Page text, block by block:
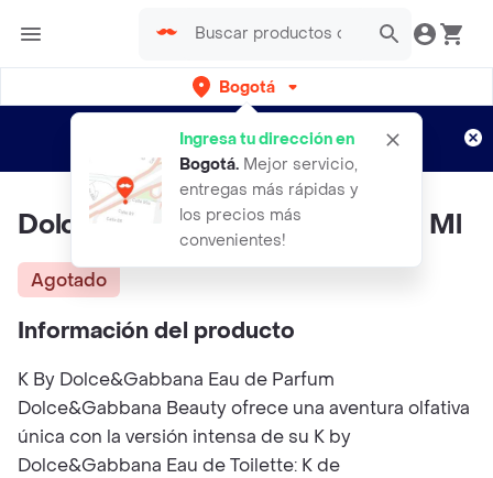
Bogotá
Ingresa tu dirección en
Bogotá. Mejor servicio,
entregas más rápidas y
los precios más
convenientes!
envíos gratis por semanas
Aplican TyC
Dolce & Gabbana K By Edp 100 Ml
Agotado
Información del producto
K By Dolce&Gabbana Eau de Parfum
Dolce&Gabbana Beauty ofrece una aventura olfativa
única con la versión intensa de su K by
Dolce&Gabbana Eau de Toilette: K de